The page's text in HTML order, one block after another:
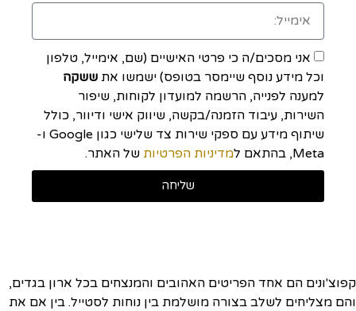
אני מסכים/ה כי פרטי האישיים (שם, אימייל, טלפון
וכל מידע נוסף שיימסר בטופס) ישמשו את ששקה
למענה לפנייה, הרשמה למועדון לקוחות, שיפור
השירות, עיבוד הזמנה/בקשה, שיווק אישי ודיוור, כולל
שיתוף מידע עם ספקי שירות צד שלישי כגון Google ו-
Meta, בהתאם ל
מדיניות הפרטיות של האתר.
שליחה
קפוצ'ונים הם אחד הפריטים האהובים והמנצחים בכל ארון בגדים,
והם מצליחים לשלב בצורה מושלמת בין נוחות לסטייל. בין אם את